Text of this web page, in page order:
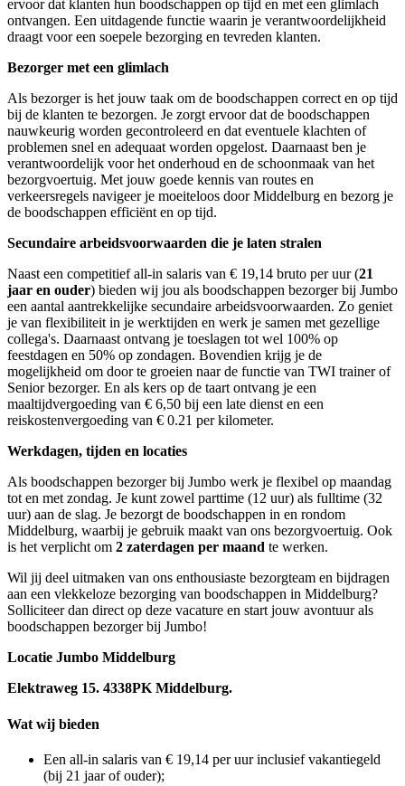
ervoor dat klanten hun boodschappen op tijd en met een glimlach
ontvangen. Een uitdagende functie waarin je verantwoordelijkheid
draagt voor een soepele bezorging en tevreden klanten.
Bezorger met een glimlach
Als bezorger is het jouw taak om de boodschappen correct en op tijd
bij de klanten te bezorgen. Je zorgt ervoor dat de boodschappen
nauwkeurig worden gecontroleerd en dat eventuele klachten of
problemen snel en adequaat worden opgelost. Daarnaast ben je
verantwoordelijk voor het onderhoud en de schoonmaak van het
bezorgvoertuig. Met jouw goede kennis van routes en
verkeersregels navigeer je moeiteloos door Middelburg en bezorg je
de boodschappen efficiënt en op tijd.
Secundaire arbeidsvoorwaarden die je laten stralen
Naast een competitief all-in salaris van € 19,14 bruto per uur (21
jaar en ouder) bieden wij jou als boodschappen bezorger bij Jumbo
een aantal aantrekkelijke secundaire arbeidsvoorwaarden. Zo geniet
je van flexibiliteit in je werktijden en werk je samen met gezellige
collega's. Daarnaast ontvang je toeslagen tot wel 100% op
feestdagen en 50% op zondagen. Bovendien krijg je de
mogelijkheid om door te groeien naar de functie van TWI trainer of
Senior bezorger. En als kers op de taart ontvang je een
maaltijdvergoeding van € 6,50 bij een late dienst en een
reiskostenvergoeding van € 0.21 per kilometer.
Werkdagen, tijden en locaties
Als boodschappen bezorger bij Jumbo werk je flexibel op maandag
tot en met zondag. Je kunt zowel parttime (12 uur) als fulltime (32
uur) aan de slag. Je bezorgt de boodschappen in en rondom
Middelburg, waarbij je gebruik maakt van ons bezorgvoertuig. Ook
is het verplicht om 2 zaterdagen per maand te werken.
Wil jij deel uitmaken van ons enthousiaste bezorgteam en bijdragen
aan een vlekkeloze bezorging van boodschappen in Middelburg?
Solliciteer dan direct op deze vacature en start jouw avontuur als
boodschappen bezorger bij Jumbo!
Locatie Jumbo Middelburg
Elektraweg 15. 4338PK Middelburg.
Wat wij bieden
Een all-in salaris van € 19,14 per uur inclusief vakantiegeld
(bij 21 jaar of ouder);